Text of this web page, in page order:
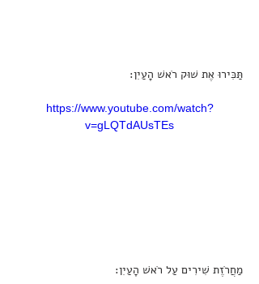
תַּכִּירוּ אֶת שׁוּק רֹאשׁ הָעַיִן:
https://www.youtube.com/watch?
v=gLQTdAUsTEs
מַחֲרֹזֶת שִׁירִים עַל רֹאשׁ הָעַיִן: